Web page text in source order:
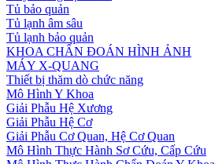
Tủ bảo quản
Tủ lạnh âm sâu
Tủ lạnh bảo quản
KHOA CHẨN ĐOÁN HÌNH ẢNH
MÁY X-QUANG
Thiết bị thăm dò chức năng
Mô Hình Y Khoa
Giải Phẫu Hệ Xương
Giải Phẫu Hệ Cơ
Giải Phẫu Cơ Quan, Hệ Cơ Quan
Mô Hình Thực Hành Sơ Cứu, Cấp Cứu